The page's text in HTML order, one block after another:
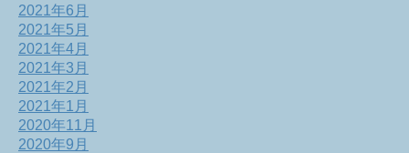
2021年6月
2021年5月
2021年4月
2021年3月
2021年2月
2021年1月
2020年11月
2020年9月